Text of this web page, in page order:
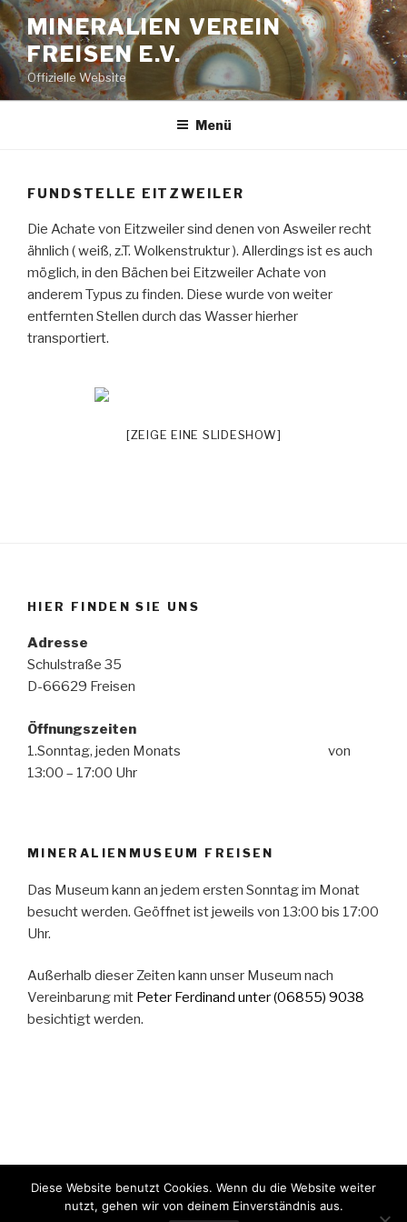
Zum
Inhalt
springen
MINERALIEN VEREIN
FREISEN E.V.
Offizielle Website
Menü
FUNDSTELLE EITZWEILER
Die Achate von Eitzweiler sind denen von Asweiler recht
ähnlich ( weiß, z.T. Wolkenstruktur ). Allerdings ist es auch
möglich, in den Bächen bei Eitzweiler Achate von
anderem Typus zu finden. Diese wurde von weiter
entfernten Stellen durch das Wasser hierher
transportiert.
[ZEIGE EINE SLIDESHOW]
HIER FINDEN SIE UNS
Adresse
Schulstraße 35
D-66629 Freisen
Öffnungszeiten
1.Sonntag, jeden Monats von
13:00 – 17:00 Uhr
MINERALIENMUSEUM FREISEN
Das Museum kann an jedem ersten Sonntag im Monat
besucht werden. Geöffnet ist jeweils von 13:00 bis 17:00
Uhr.
Außerhalb dieser Zeiten kann unser Museum nach
Vereinbarung mit Peter Ferdinand unter (06855) 9038
besichtigt werden.
Diese Website benutzt Cookies. Wenn du die Website weiter
nutzt, gehen wir von deinem Einverständnis aus.